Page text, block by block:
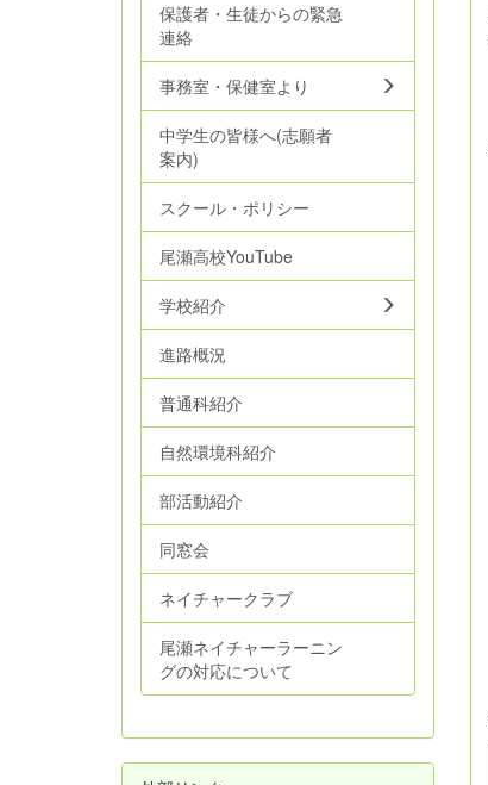
保護者・生徒からの緊急
連絡
事務室・保健室より
中学生の皆様へ(志願者
案内)
スクール・ポリシー
尾瀬高校YouTube
学校紹介
進路概況
普通科紹介
自然環境科紹介
部活動紹介
同窓会
ネイチャークラブ
尾瀬ネイチャーラーニン
グの対応について